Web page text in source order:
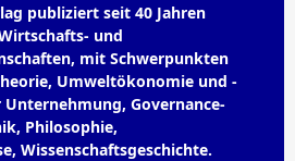
publiziert seit 40 Jahren
und
mit Schwerpunkten
Umweltökonomie und -
Governance-
Philosophie,
Wissenschaftsgeschichte.